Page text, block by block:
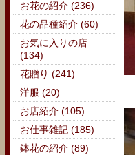
お花の紹介 (236)
花の品種紹介 (60)
お気に入りの店
(134)
花贈り (241)
洋服 (20)
お店紹介 (105)
お仕事雑記 (185)
鉢花の紹介 (89)